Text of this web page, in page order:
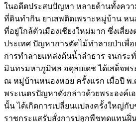
ในอดีตประสบปัญหา หลายด้านทั้งควา
ที่ดินทำกิน ยาเสพติดเพราะหมู่บ้าน ห
ที่อยู่ใกล้ตัวเมืองเชียงใหม่มาก ซึ่งเสี่ย
ประเทศ ปัญหาการตัดไม้ทำลายป่าเพื่
การทำลายแหล่งต้นนํ้าลำธาร จนกระ
มินทรมหาภูมิพล อดุลยเดช ได้เสด็จพร
ณ หมู่บ้านหนองหอย ครั้งแรก เมื่อปี พ
พระเนตรปัญหาดังกล่าวด้วยพระองค์เ
นั้น ได้เกิดการเปลี่ยนแปลงครั้งใหญ่กั
ราชกระแสรับสั่งการปลูกพืชทดแทนฝิ่